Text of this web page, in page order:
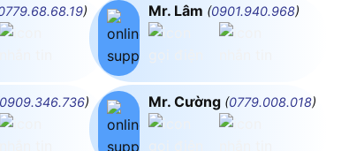
)
)
Mr. Lâm (0901.940.968)
Mr. Cường (0779.008.018)